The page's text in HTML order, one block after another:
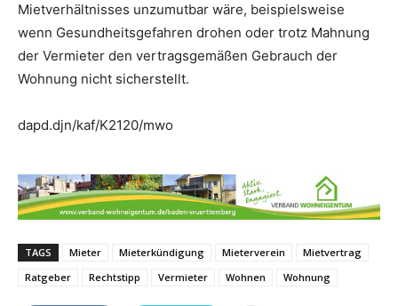
Mietverhältnisses unzumutbar wäre, beispielsweise
wenn Gesundheitsgefahren drohen oder trotz Mahnung
der Vermieter den vertragsgemäßen Gebrauch der
Wohnung nicht sicherstellt.
dapd.djn/kaf/K2120/mwo
TAGS Mieter Mieterkündigung Mieterverein
Mietvertrag
Ratgeber
Rechtstipp Vermieter Wohnen Wohnung